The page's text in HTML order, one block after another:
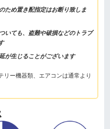
ため置き配指定はお断り致しま
いても、盗難や破損などのトラブ
が生じることがございます
リー機器類、エアコンは通常より